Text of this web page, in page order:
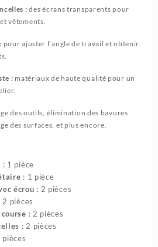
: des écrans transparents pour
vêtements.
pour ajuster l’angle de travail et obtenir
: matériaux de haute qualité pour un
des outils, élimination des bavures
des surfaces, et plus encore.
: 1 pièce
: 1 pièce
écrou : 2 pièces
2 pièces
: 2 pièces
: 2 pièces
pièces